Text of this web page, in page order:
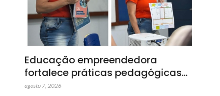
Educação empreendedora
fortalece práticas pedagógicas…
agosto 7, 2026